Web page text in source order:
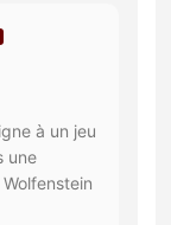
à un jeu
une